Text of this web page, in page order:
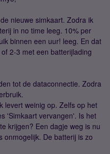
nieuwe simkaart. Zodra ik
in no time leeg. 10% per
binnen een uur! leeg. En dat
2-3 met een batterijlading
tot de dataconnectie. Zodra
levert weinig op. Zelfs op het
'Simkaart vervangen'. Is het
krijgen? Een dagje weg is nu
onmogelijk. De batterij is zo